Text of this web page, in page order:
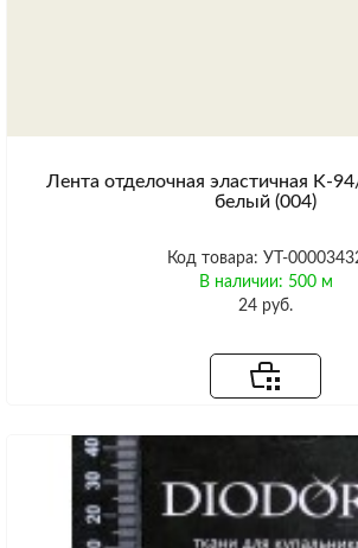
Лента отделочная эластичная K-
белый (004)
Код товара: УТ-
В наличии: 500 м
24 руб.